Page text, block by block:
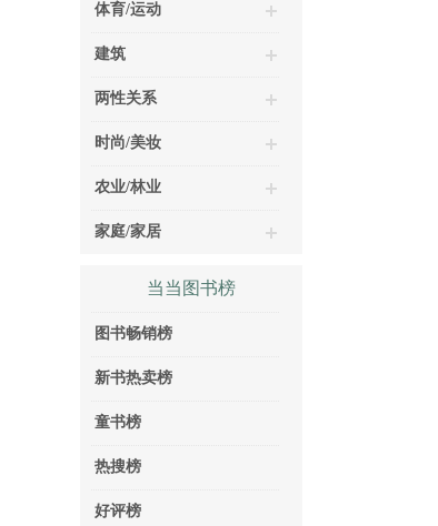
体育/运动
建筑
两性关系
时尚/美妆
农业/林业
家庭/家居
当当图书榜
图书畅销榜
新书热卖榜
童书榜
热搜榜
好评榜